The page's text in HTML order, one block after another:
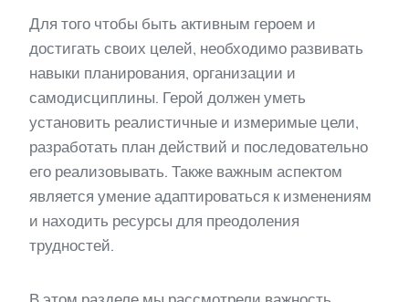
Для того чтобы быть активным героем и
достигать своих целей, необходимо развивать
навыки планирования, организации и
самодисциплины. Герой должен уметь
установить реалистичные и измеримые цели,
разработать план действий и последовательно
его реализовывать. Также важным аспектом
является умение адаптироваться к изменениям
и находить ресурсы для преодоления
трудностей.